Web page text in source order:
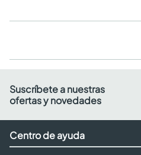
Suscríbete a nuestras
ofertas y novedades
Centro de ayuda